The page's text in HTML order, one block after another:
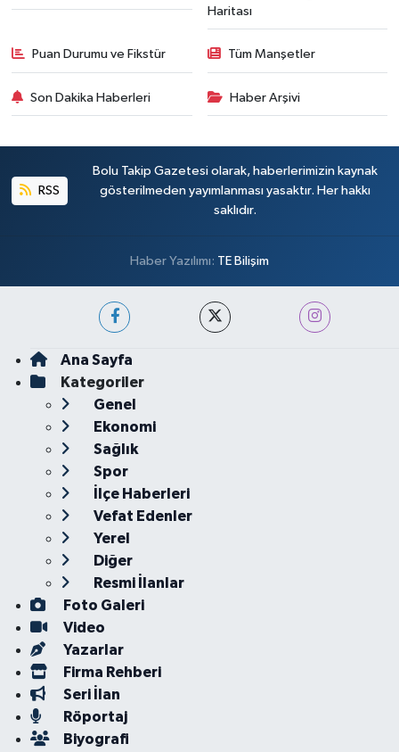
Haritası
Puan Durumu ve Fikstür Tüm Manşetler
Son Dakika Haberleri Haber Arşivi
RSS
Bolu Takip Gazetesi olarak, haberlerimizin kaynak
gösterilmeden yayımlanması yasaktır. Her hakkı
saklıdır.
Haber Yazılımı: TE Bilişim
Ana Sayfa
Kategoriler
Genel
Ekonomi
Sağlık
Spor
İlçe Haberleri
Vefat Edenler
Yerel
Diğer
Resmi İlanlar
Foto Galeri
Video
Yazarlar
Firma Rehberi
Seri İlan
Röportaj
Biyografi